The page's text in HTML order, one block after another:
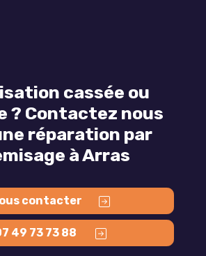
cassée ou
? Contactez nous
réparation par
à Arras
contacter
49 73 73 88